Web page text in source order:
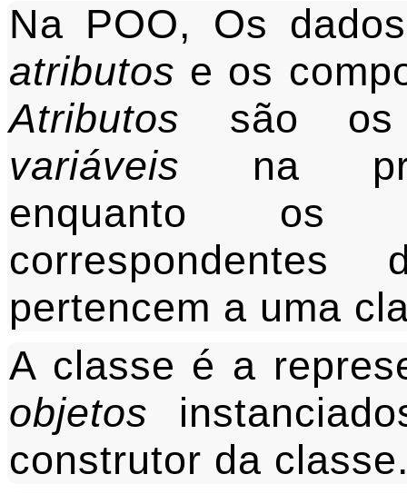
Na POO, Os
atributos e os
Atributos são os
variáveis na
enquanto
pertencem a uma
A classe é a
objetos
construtor da